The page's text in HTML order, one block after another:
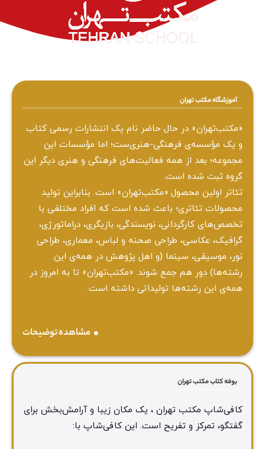
آموزشگاه مکتب تهران
«مکتب‌تهران» در حال حاضر نام یک انتشارات رسمی کتاب
و یک مؤسسه‌ی فرهنگی-هنری‌ست؛ اما مؤسسات این
مجموعه؛ بعد از همه‌ فعالیت‌های فرهنگی و هنری دیگر این
گروه ثبت شده است.
تئاتر اولین محصول «مکتب‌تهران» است. بنابراین تولید
محصولات تئاتری؛ باعث شده است که افراد مختلفی با
تخصص‌های کارگردانی، نویسندگی، بازیگری، دراماتورژی،
گرافیک، عکاسی، طراحی ‌صحنه و لباس، معماری، طراحی
نور، موسیقی، سینما (و اهل پژوهش در همه‌ی این
رشته‌ها) دور هم جمع شوند. «مکتب‌تهران» تا به امروز در
همه‌ی این رشته‌ها تولیداتی داشته است.
مشاهده توضیحات
بوفه کتاب مکتب تهران
کافی‌شاپ مکتب تهران ، یک مکان زیبا و آرامش‌بخش برای
گفتگو، تمرکز و تفریح است. این کافی‌شاپ با: